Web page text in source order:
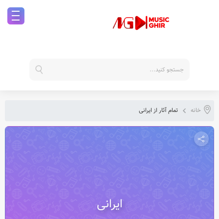
خانه تمام آثار از ایرانی
ایرانی